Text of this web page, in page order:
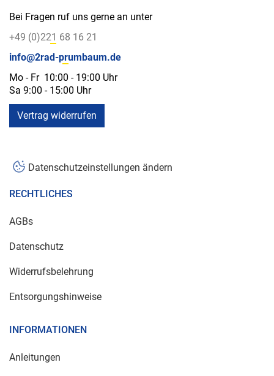
Bei Fragen ruf uns gerne an unter
+49 (0)221 68 16 21
info@2rad-prumbaum.de
Mo - Fr 10:00 - 19:00 Uhr
Sa 9:00 - 15:00 Uhr
Vertrag widerrufen
Datenschutzeinstellungen ändern
RECHTLICHES
AGBs
Datenschutz
Widerrufsbelehrung
Entsorgungshinweise
INFORMATIONEN
Anleitungen